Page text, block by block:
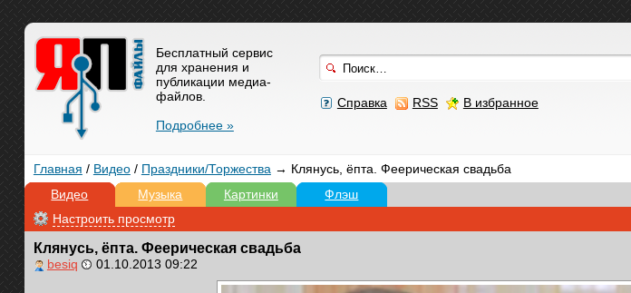
Справка RSS В избранное
Бесплатный сервис
для хранения и
публикации медиа-
файлов.
Подробнее »
Главная / Видео/ Праздники/Торжества → Клянусь, ёпта. Феерическая свадьба
Видео
Музыка Картинки Флэш
Настроить просмотр
Клянусь, ёпта. Феерическая свадьба
besiq 01.10.2013 09:22